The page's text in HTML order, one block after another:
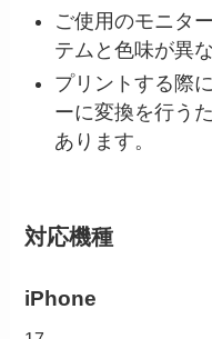
ご使用のモニタ
テムと色味が異
プリントする際
ーに変換を行う
あります。
対応機種
iPhone